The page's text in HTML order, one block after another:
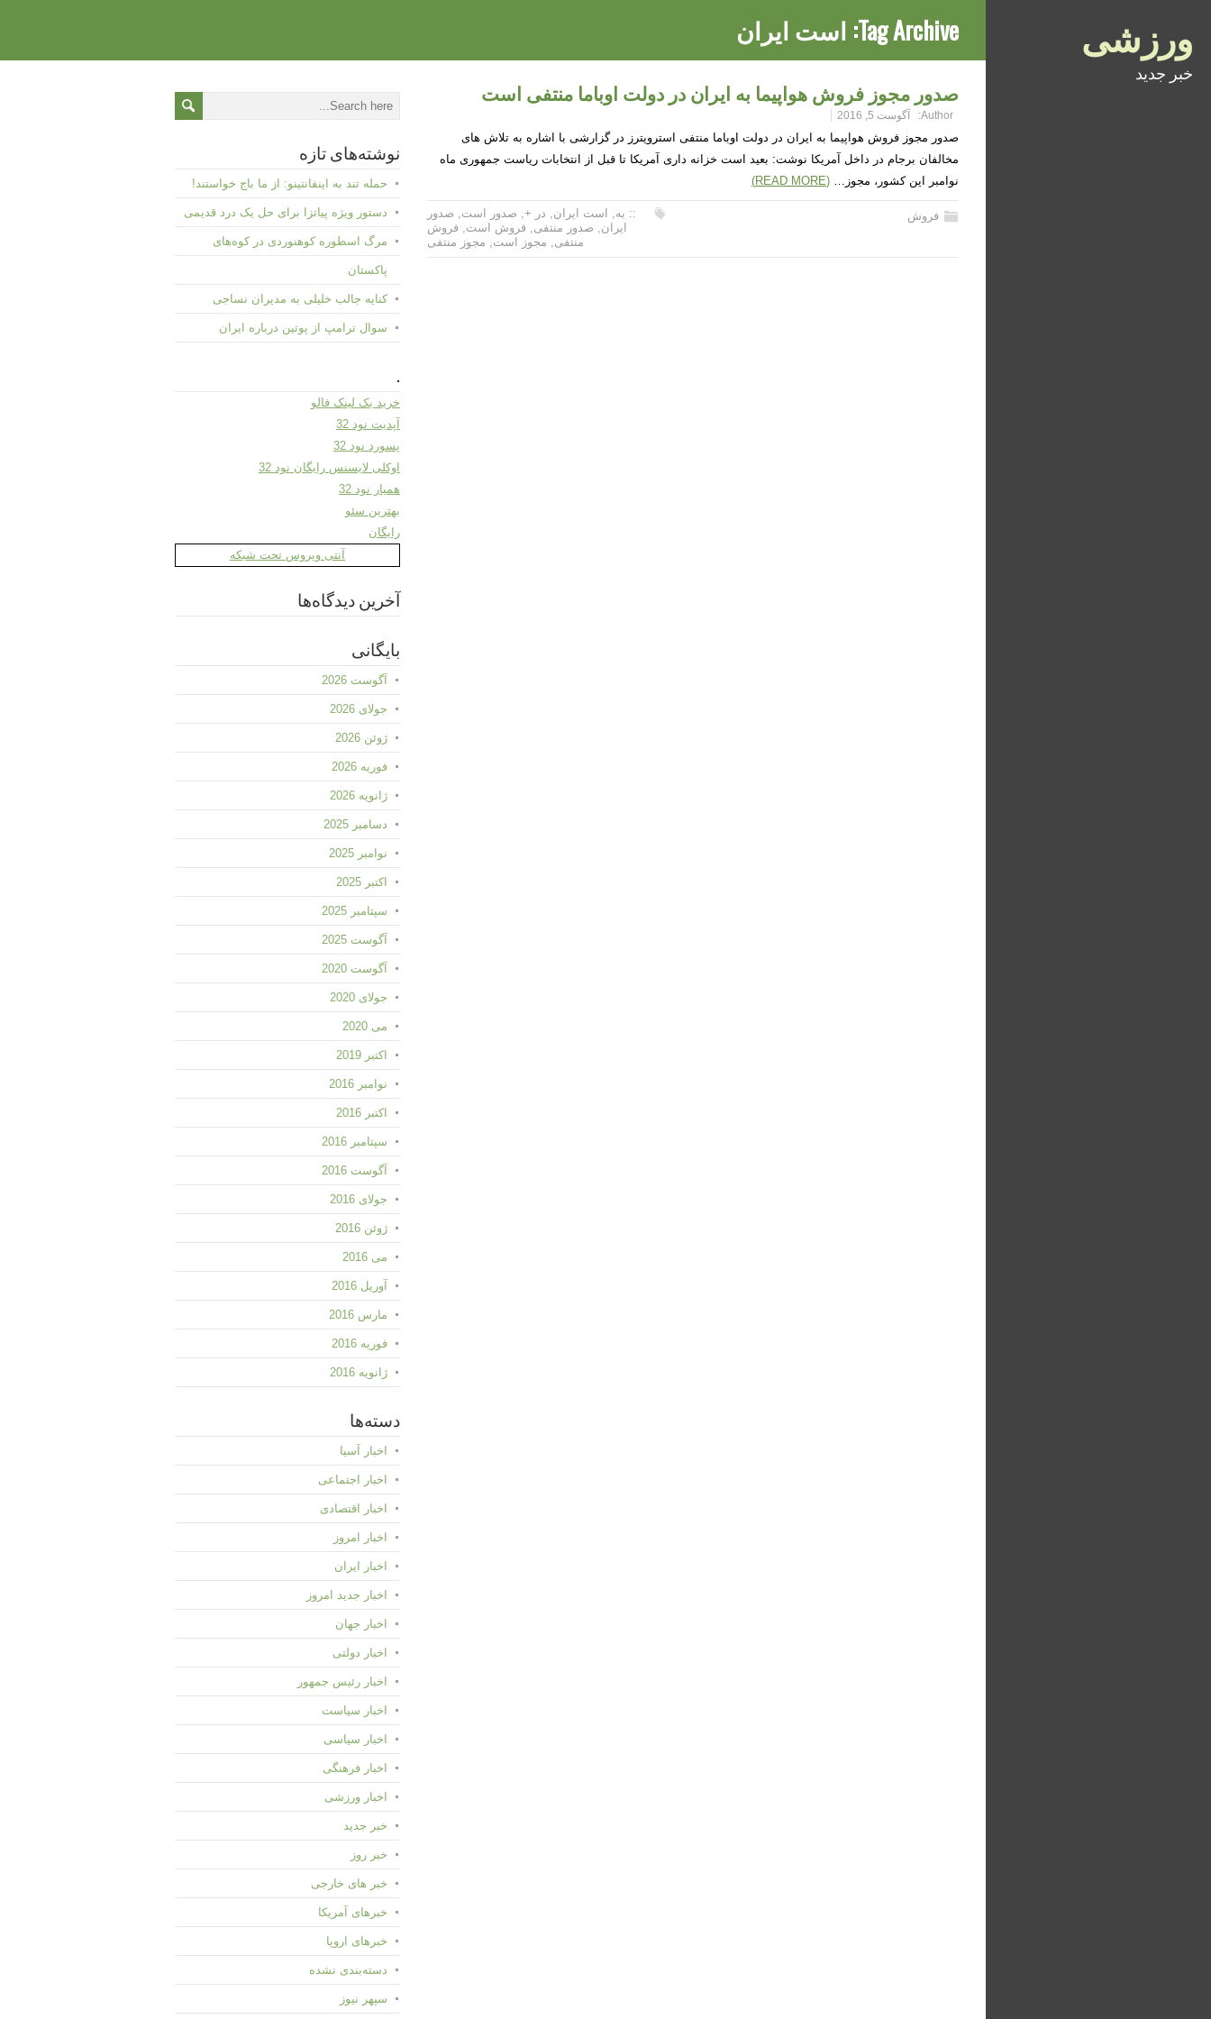
ورزشی
خبر جدید
Tag Archive: است ایران
صدور مجوز فروش هواپیما به ایران در دولت اوباما منتفی است
Author: آگوست 5, 2016
صدور مجوز فروش هواپیما به ایران در دولت اوباما منتفی استرویترز در گزارشی با اشاره به تلاش های
مخالفان برجام در داخل آمریکا نوشت: بعید است خزانه داری آمریکا تا قبل از انتخابات ریاست جمهوری ماه
نوامبر این کشور، مجوز… (READ MORE)
فروش :: به, است ایران, در +, صدور است, صدور
ایران, صدور منتفی, فروش است, فروش
منتفی, مجوز است, مجوز منتفی
نوشته‌های تازه
حمله تند به اینفانتینو: از ما باج خواستند!
دستور ویژه پیاتزا برای حل یک درد قدیمی
مرگ اسطوره کوهنوردی در کوه‌های
پاکستان
کنایه جالب خلیلی به مدیران نساجی
سوال ترامپ از پوتین درباره ایران
.
خرید بک لینک فالو
آپدیت نود 32
پسورد نود 32
اوکلی لایسنس رایگان نود 32
همیار نود 32
بهترین سئو
رایگان
آنتی ویروس تحت شبکه
آخرین دیدگاه‌ها
بایگانی
آگوست 2026
جولای 2026
ژوئن 2026
فوریه 2026
ژانویه 2026
دسامبر 2025
نوامبر 2025
اکتبر 2025
سپتامبر 2025
آگوست 2025
آگوست 2020
جولای 2020
می 2020
اکتبر 2019
نوامبر 2016
اکتبر 2016
سپتامبر 2016
آگوست 2016
جولای 2016
ژوئن 2016
می 2016
آوریل 2016
مارس 2016
فوریه 2016
ژانویه 2016
دسته‌ها
اخبار آسیا
اخبار اجتماعی
اخبار اقتصادی
اخبار امروز
اخبار ایران
اخبار جدید امروز
اخبار جهان
اخبار دولتی
اخبار رئیس جمهور
اخبار سیاست
اخبار سیاسی
اخبار فرهنگی
اخبار ورزشی
خبر جدید
خبر روز
خبر های خارجی
خبرهای آمریکا
خبرهای اروپا
دسته‌بندی نشده
سپهر نیوز